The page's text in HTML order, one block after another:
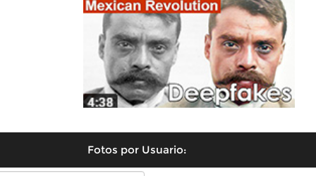
Fotos por Usuario: